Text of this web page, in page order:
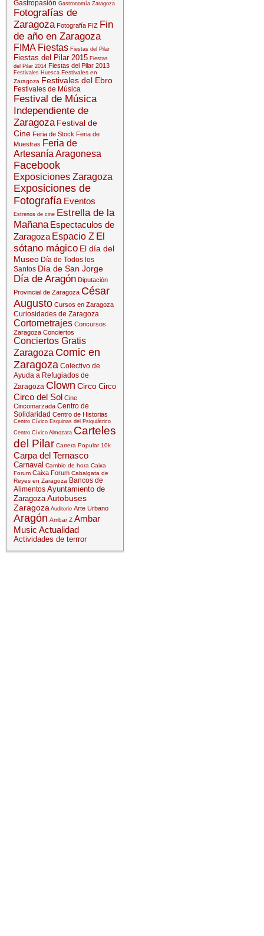
Gastropasión Gastronomía Zaragoza
Fotografías de
Zaragoza Fotografía FIZ Fin
de año en Zaragoza
FIMA Fiestas Fiestas del Pilar
Fiestas del Pilar 2015 Fiestas
del Pilar 2014 Fiestas del Pilar 2013
Festivales Huesca Festivales en
Zaragoza Festivales del Ebro
Festivales de Música
Festival de Música
Independiente de
Zaragoza Festival de
Cine Feria de Stock Feria de
Muestras Feria de
Artesanía Aragonesa
Facebook
Exposiciones Zaragoza
Exposiciones de
Fotografía Eventos
Estrenos de cine Estrella de la
Mañana Espectaculos de
Zaragoza Espacio Z El
sótano mágico El día del
Museo Día de Todos los
Santos Día de San Jorge
Día de Aragón Diputación
Provincial de Zaragoza César
Augusto Cursos en Zaragoza
Curiosidades de Zaragoza
Cortometrajes Concursos
Zaragoza Conciertos
Conciertos Gratis
Zaragoza Comic en
Zaragoza Colectivo de
Ayuda a Refugiados de
Zaragoza Clown Circo Circo
Circo del Sol Cine
Cincomarzada Centro de
Solidaridad Centro de Historias
Centro Cívico Esquinas del Psiquiátrico
Centro Cívico Almozara Carteles
del Pilar Carrera Popular 10k
Carpa del Ternasco
Carnaval Cambio de hora Caixa
Forum Caixa Forum Cabalgata de
Reyes en Zaragoza Bancos de
Alimentos Ayuntamiento de
Zaragoza Autobuses
Zaragoza Auditorio Arte Urbano
Aragón Ambar Z Ambar
Music Actualidad
Actividades de terrror